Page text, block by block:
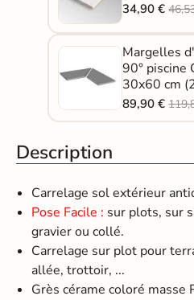
34,90 €
Margelles
90° piscine
30x60 cm
89,90 €
Description
Carrelage sol extérieur
Pose Facile : sur plots, sur
gravier ou collé.
Carrelage sur plot pour
allée, trottoir, ...
Grès cérame coloré masse